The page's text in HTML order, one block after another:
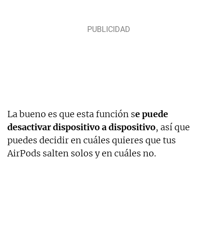
La bueno es que esta función se puede
desactivar dispositivo a dispositivo, así que
puedes decidir en cuáles quieres que tus
AirPods salten solos y en cuáles no.